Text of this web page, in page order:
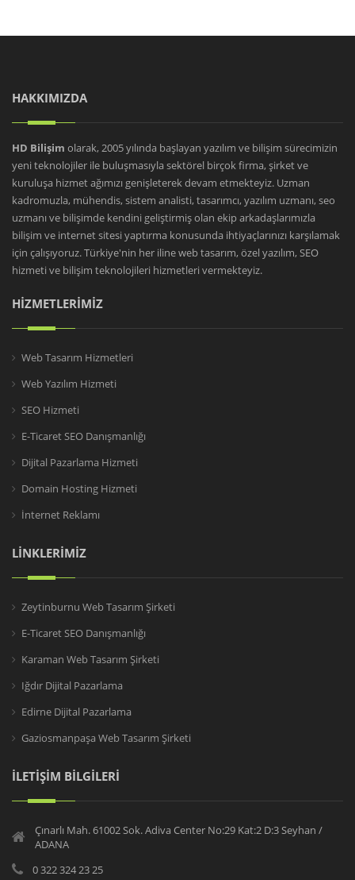
HAKKIMIZDA
HD Bilişim olarak, 2005 yılında başlayan yazılım ve bilişim sürecimizin
yeni teknolojiler ile buluşmasıyla sektörel birçok firma, şirket ve
kuruluşa hizmet ağımızı genişleterek devam etmekteyiz. Uzman
kadromuzla, mühendis, sistem analisti, tasarımcı, yazılım uzmanı, seo
uzmanı ve bilişimde kendini geliştirmiş olan ekip arkadaşlarımızla
bilişim ve internet sitesi yaptırma konusunda ihtiyaçlarınızı karşılamak
için çalışıyoruz. Türkiye'nin her iline web tasarım, özel yazılım, SEO
hizmeti ve bilişim teknolojileri hizmetleri vermekteyiz.
HİZMETLERİMİZ
Web Tasarım Hizmetleri
Web Yazılım Hizmeti
SEO Hizmeti
E-Ticaret SEO Danışmanlığı
Dijital Pazarlama Hizmeti
Domain Hosting Hizmeti
İnternet Reklamı
LİNKLERİMİZ
Zeytinburnu Web Tasarım Şirketi
E-Ticaret SEO Danışmanlığı
Karaman Web Tasarım Şirketi
Iğdır Dijital Pazarlama
Edirne Dijital Pazarlama
Gaziosmanpaşa Web Tasarım Şirketi
İLETİŞİM BİLGİLERİ
Çınarlı Mah. 61002 Sok. Adiva Center No:29 Kat:2 D:3 Seyhan /
ADANA
0 322 324 23 25